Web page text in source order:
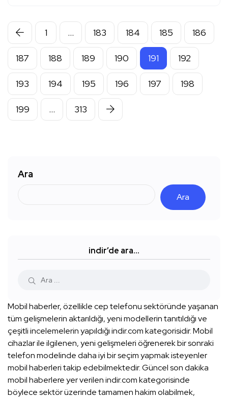
1 … 183 184 185 186
187 188 189 190 191 192
193 194 195 196 197 198
199 … 313
Ara
Ara
indir’de ara…
Mobil haberler, özellikle cep telefonu sektöründe yaşanan
tüm gelişmelerin aktarıldığı, yeni modellerin tanıtıldığı ve
çeşitli incelemelerin yapıldığı indir.com kategorisidir. Mobil
cihazlar ile ilgilenen, yeni gelişmeleri öğrenerek bir sonraki
telefon modelinde daha iyi bir seçim yapmak isteyenler
mobil haberleri takip edebilmektedir. Güncel son dakika
mobil haberlere yer verilen indir.com kategorisinde
böylece sektör üzerinde tamamen hakim olabilmek,